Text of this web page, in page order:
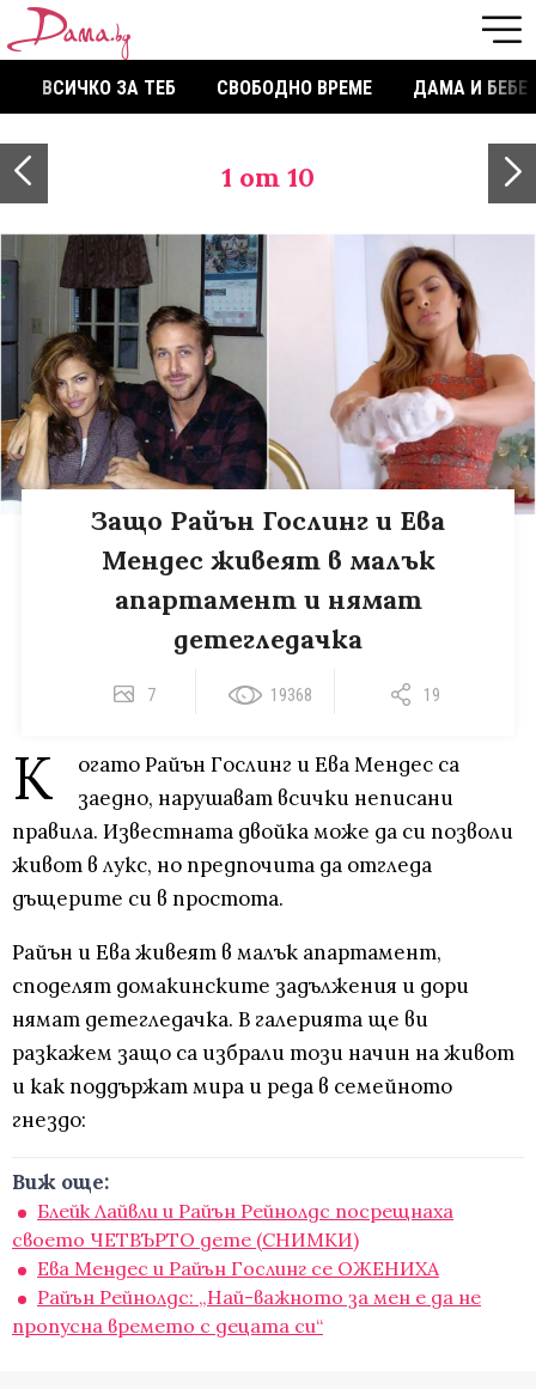
ВСИЧКО ЗА ТЕБ СВОБОДНО ВРЕМЕ ДАМА И БЕБЕ
1 от 10
Защо Райън Гослинг и Ева
Мендес живеят в малък
апартамент и нямат
детегледачка
7 19368 19
К
огато Райън Гослинг и Ева Мендес са
заедно, нарушават всички неписани
правила. Известната двойка може да си позволи
живот в лукс, но предпочита да отгледа
дъщерите си в простота.
Райън и Ева живеят в малък апартамент,
споделят домакинските задължения и дори
нямат детегледачка. В галерията ще ви
разкажем защо са избрали този начин на живот
и как поддържат мира и реда в семейното
гнездо:
Виж още:
Блейк Лайвли и Райън Рейнолдс посрещнаха
своето ЧЕТВЪРТО дете (СНИМКИ)
Ева Мендес и Райън Гослинг се ОЖЕНИХА
Райън Рейнолдс: „Най-важното за мен е да не
пропусна времето с децата си“